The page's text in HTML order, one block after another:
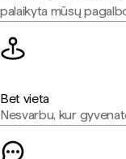
palaikyta mūsų
Bet vieta
Nesvarbu, kur